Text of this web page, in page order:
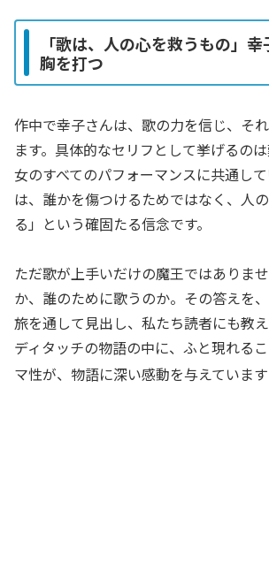
「歌は、人の心を救うもの」
胸を打つ
作中で幸子さんは、歌の力を信じ、そ
ます。具体的なセリフとして挙げるの
女のすべてのパフォーマンスに共通し
は、誰かを傷つけるためではなく、人
る」という確固たる信念です。
ただ歌が上手いだけの魔王ではありま
か、誰のために歌うのか。その答えを
旅を通して見出し、私たち読者にも教
ディタッチの物語の中に、ふと現れる
マ性が、物語に深い感動を与えています